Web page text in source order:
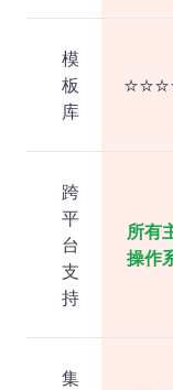
模
板
库
跨
平
台
支
持
所有
操作
集